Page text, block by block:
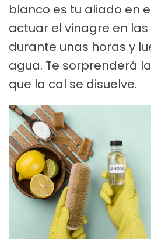
blanco es tu aliado en
actuar el vinagre en
durante unas horas y
agua. Te sorprenderá
que la cal se disuelve.